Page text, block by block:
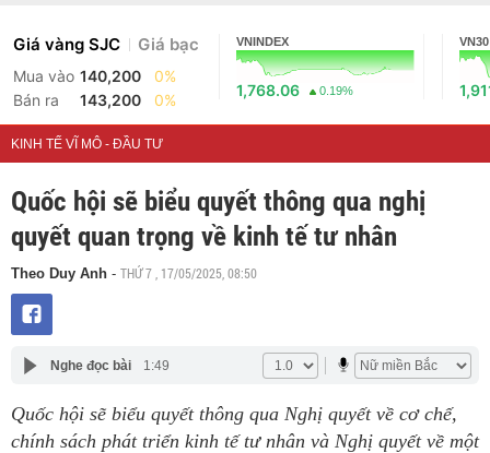
Giá vàng SJC Giá bạc
Mua vào 140,200
0%
Bán ra
143,200 0%
VNINDEX
1,768.06 0.19%
VN30
KINH TẾ VĨ MÔ - ĐẦU TƯ
Quốc hội sẽ biểu quyết thông qua nghị
quyết quan trọng về kinh tế tư nhân
Theo Duy Anh - THỨ 7 , 17/05/2025, 08:50
Nghe đọc bài 1:49
Quốc hội sẽ biểu quyết thông qua Nghị quyết về cơ chế,
chính sách phát triển kinh tế tư nhân và Nghị quyết về một